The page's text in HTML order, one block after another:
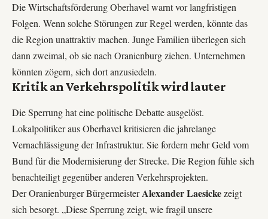
Die Wirtschaftsförderung Oberhavel warnt vor langfristigen
Folgen. Wenn solche Störungen zur Regel werden, könnte das
die Region unattraktiv machen. Junge Familien überlegen sich
dann zweimal, ob sie nach Oranienburg ziehen. Unternehmen
könnten zögern, sich dort anzusiedeln.
Kritik an Verkehrspolitik wird lauter
Die Sperrung hat eine politische Debatte ausgelöst.
Lokalpolitiker aus Oberhavel kritisieren die jahrelange
Vernachlässigung der Infrastruktur. Sie fordern mehr Geld vom
Bund für die Modernisierung der Strecke. Die Region fühle sich
benachteiligt gegenüber anderen Verkehrsprojekten.
Der Oranienburger BürgermeisterAlexander Laesickezeigt
sich besorgt. „Diese Sperrung zeigt, wie fragil unsere